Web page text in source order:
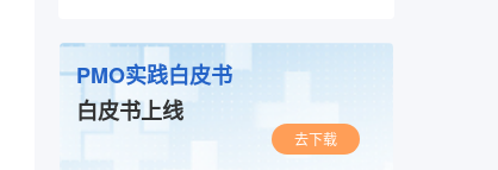
PMO实践白皮书
白皮书上线
去下载